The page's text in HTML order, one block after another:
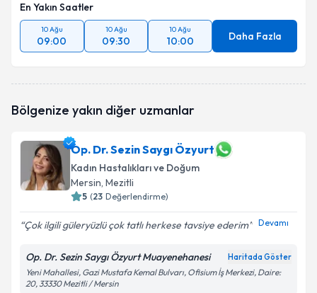
En Yakın Saatler
10 Ağu
09:00
10 Ağu
09:30
10 Ağu
10:00 Daha Fazla
Bölgenize yakın diğer uzmanlar
Op. Dr. Sezin Saygı Özyurt
Kadın Hastalıkları ve Doğum
Mersin, Mezitli
5 (23 Değerlendirme)
Çok ilgili güleryüzlü çok tatlı herkese tavsiye ederim Devamı
Op. Dr. Sezin Saygı Özyurt Muayenehanesi Haritada Göster
Yeni Mahallesi, Gazi Mustafa Kemal Bulvarı, Ofisium İş Merkezi, Daire:
20, 33330 Mezitli / Mersin